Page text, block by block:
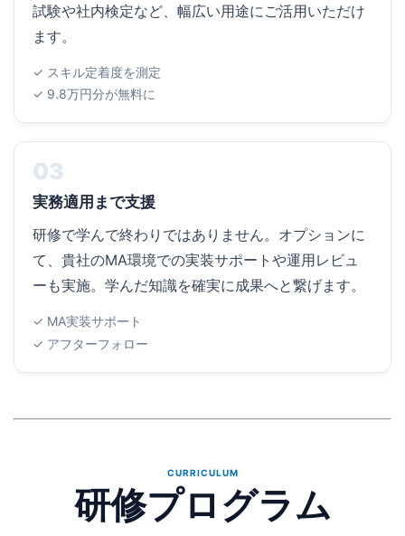
試験や社内検定など、幅広い用途にご活用いただけ
ます。
✓ スキル定着度を測定
✓ 9.8万円分が無料に
03
実務適用まで支援
研修で学んで終わりではありません。オプションに
て、貴社のMA環境での実装サポートや運用レビュ
ーも実施。学んだ知識を確実に成果へと繋げます。
✓ MA実装サポート
✓ アフターフォロー
CURRICULUM
研修プログラム